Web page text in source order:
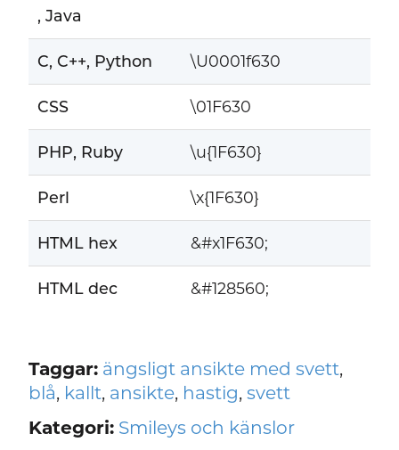
, Java
C, C++, Python \U0001f630
CSS \01F630
PHP, Ruby \u{1F630}
Perl \x{1F630}
HTML hex &#x1F630;
HTML dec &#128560;
Taggar: ängsligt ansikte med svett,
blå, kallt, ansikte, hastig, svett
Kategori: Smileys och känslor